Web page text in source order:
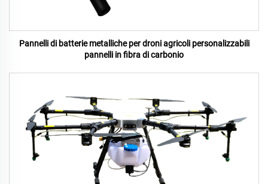
Pannelli di batterie metalliche per droni agricoli personalizzabili
pannelli in fibra di carbonio